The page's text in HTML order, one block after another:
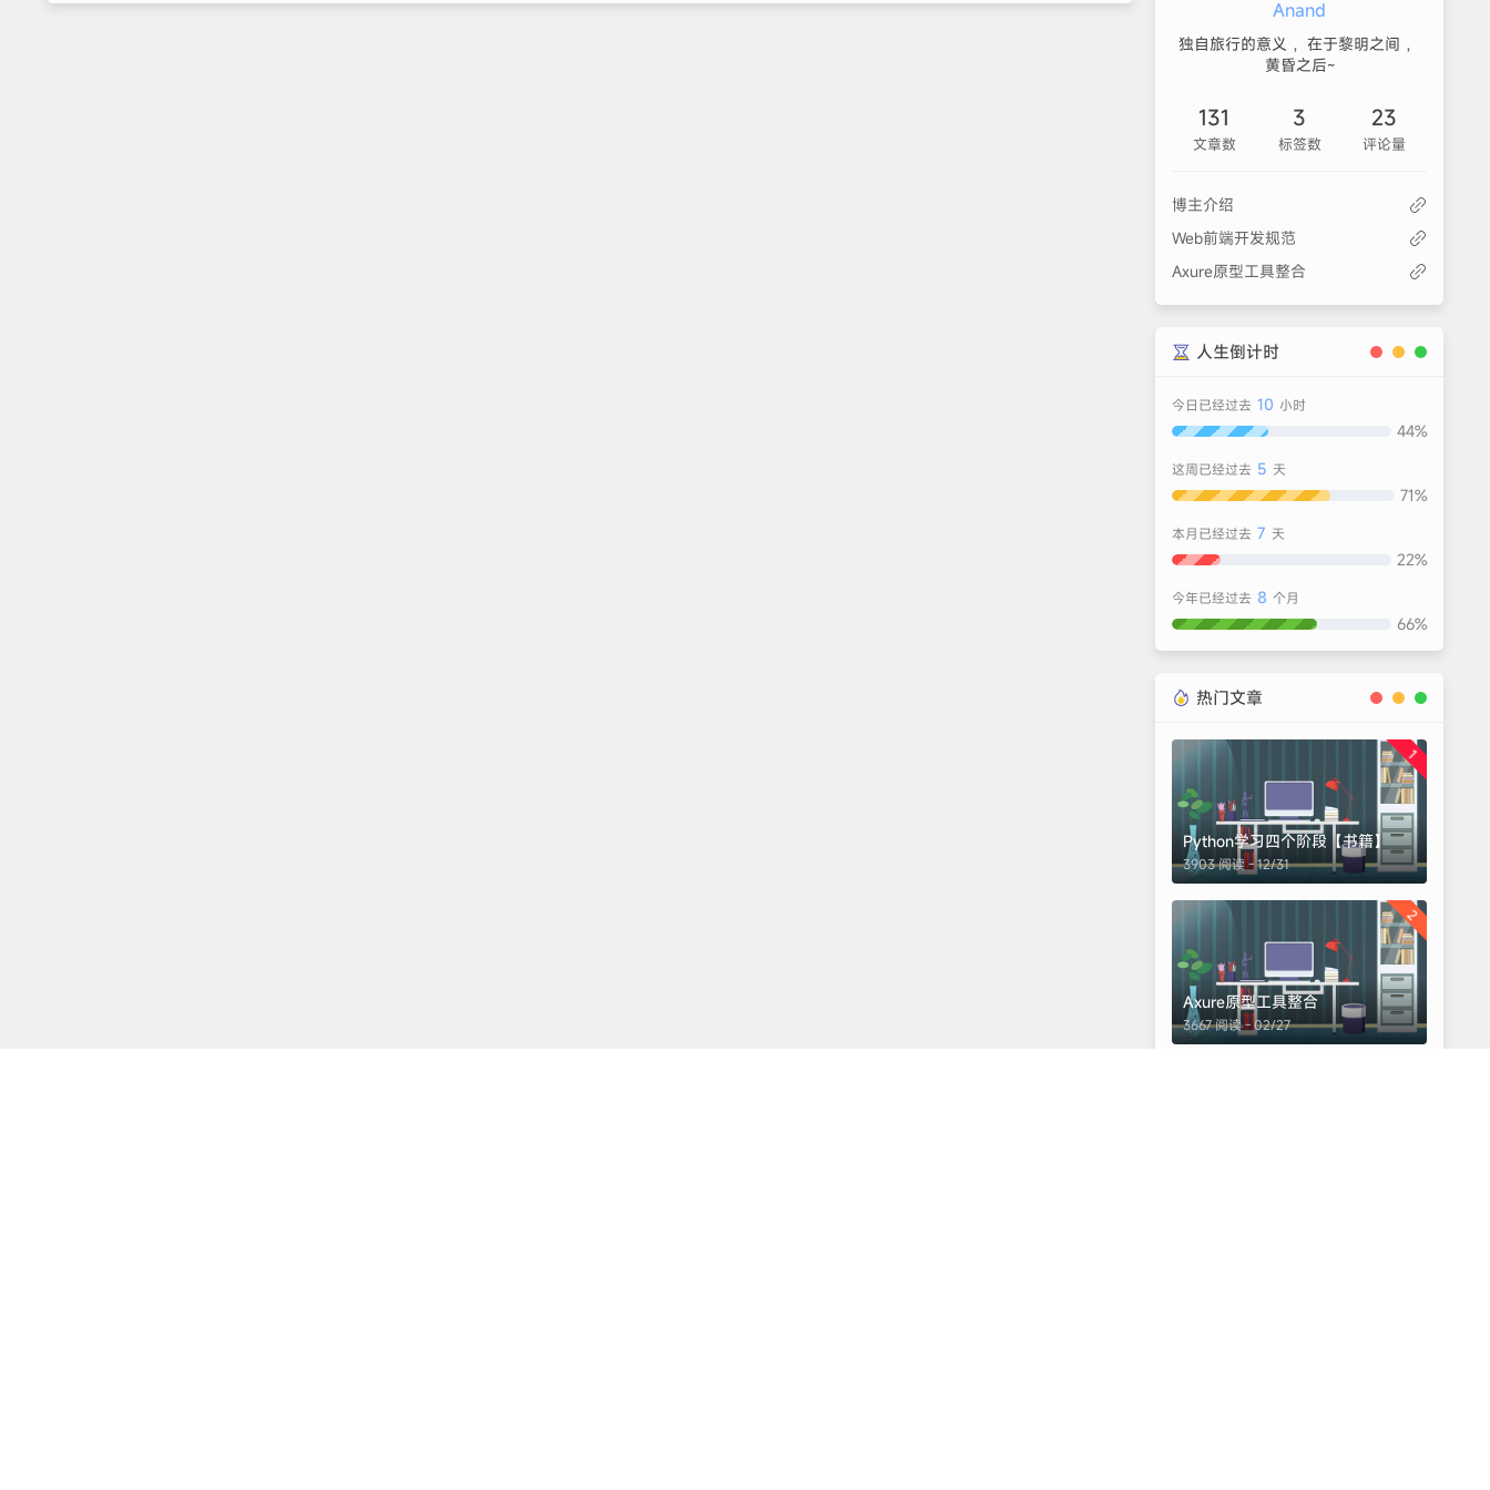
Anand
独自旅行的意义 ，在于黎明之间 ，
黄昏之后~
131
文章数
3
标签数
23
评论量
博主介绍
Web前端开发规范
Axure原型工具整合
人生倒计时
今日已经过去 10 小时
44%
这周已经过去 5 天
71%
本月已经过去 7 天
22%
今年已经过去 8 个月
66%
热门文章
1
Python学习四个阶段【书籍】
3903 阅读 - 12/31
2
Axure原型工具整合
3667 阅读 - 02/27